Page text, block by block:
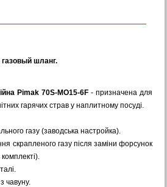
шланг.
Pimak 70S-МО15-6F - призначена для
гарячих страв у наплитному посуді.
газу (заводська настройка).
скрапленого газу після заміни форсунок
чавуну.